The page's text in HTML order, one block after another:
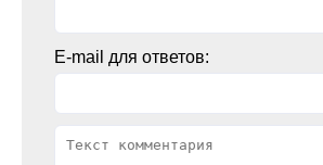
E-mail для ответов: